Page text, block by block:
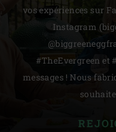
vos expériences sur
Instagram
#TheEvergreen et
messages ! Nous